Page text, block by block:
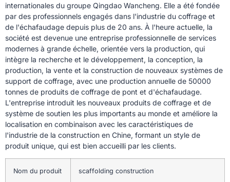
internationales du groupe Qingdao Wancheng. Elle a été fondée
par des professionnels engagés dans l'industrie du coffrage et
de l'échafaudage depuis plus de 20 ans. À l'heure actuelle, la
société est devenue une entreprise professionnelle de services
modernes à grande échelle, orientée vers la production, qui
intègre la recherche et le développement, la conception, la
production, la vente et la construction de nouveaux systèmes de
support de coffrage, avec une production annuelle de 50000
tonnes de produits de coffrage de pont et d'échafaudage.
L'entreprise introduit les nouveaux produits de coffrage et de
système de soutien les plus importants au monde et améliore la
localisation en combinaison avec les caractéristiques de
l'industrie de la construction en Chine, formant un style de
produit unique, qui est bien accueilli par les clients.
Nom du produit scaffolding construction